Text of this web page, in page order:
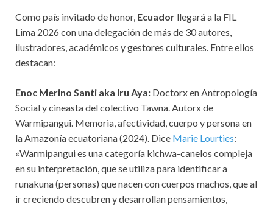
Como país invitado de honor, Ecuador llegará a la FIL
Lima 2026 con una delegación de más de 30 autores,
ilustradores, académicos y gestores culturales. Entre ellos
destacan:
Enoc Merino Santi aka Iru Aya: Doctorx en Antropología
Social y cineasta del colectivo Tawna. Autorx de
Warmipangui. Memoria, afectividad, cuerpo y persona en
la Amazonía ecuatoriana (2024). Dice Marie Lourties:
«Warmipangui es una categoría kichwa-canelos compleja
en su interpretación, que se utiliza para identificar a
runakuna (personas) que nacen con cuerpos machos, que al
ir creciendo descubren y desarrollan pensamientos,